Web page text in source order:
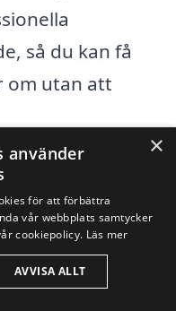
så du kan få
om utan att
och utan
×
använder
för att förbättra
vår webbplats samtycker
cookiepolicy. Läs mer
AVVISA ALLT